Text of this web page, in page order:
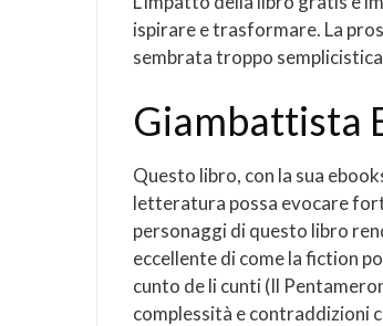
ispirare e trasformare. La
sembrata troppo
Giambattista
Questo libro, con la sua
letteratura possa evocare
personaggi di questo libro
eccellente di come la fiction
cunto de li cunti (Il
complessità e contraddizioni